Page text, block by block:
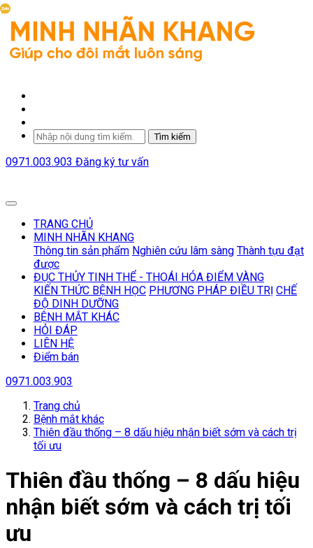
Tìm kiếm
0971.003.903 Đăng ký tư vấn
TRANG CHỦ
MINH NHÃN KHANG
Thông tin sản phẩm Nghiên cứu lâm sàng Thành tựu đạt
được
ĐỤC THỦY TINH THỂ - THOÁI HÓA ĐIỂM VÀNG
KIẾN THỨC BỆNH HỌC PHƯƠNG PHÁP ĐIỀU TRỊ CHẾ
ĐỘ DINH DƯỠNG
BỆNH MẮT KHÁC
HỎI ĐÁP
LIÊN HỆ
Điểm bán
0971.003.903
Trang chủ
Bệnh mắt khác
Thiên đầu thống – 8 dấu hiệu nhận biết sớm và cách trị
tối ưu
Thiên đầu thống – 8 dấu hiệu
nhận biết sớm và cách trị tối
ưu